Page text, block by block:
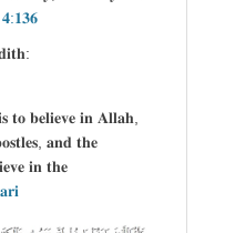
𝐚𝐧𝐝 𝐭𝐡𝐞
𝐢𝐧 𝐭𝐡𝐞